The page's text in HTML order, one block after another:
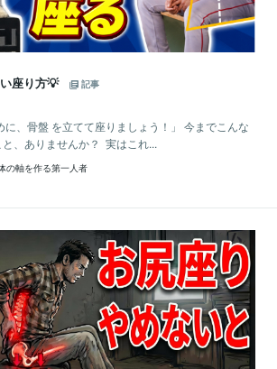
座り方💡
記事
に、骨盤 を立てて座りましょう！」 今までこんな
、ありませんか？ 実はこれ...
の軸を作る第一人者